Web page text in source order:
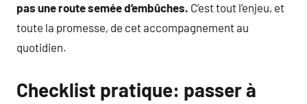
pas une route semée d’embûches. C’est tout l’enjeu, et
toute la promesse, de cet accompagnement au
quotidien.
Checklist pratique: passer à